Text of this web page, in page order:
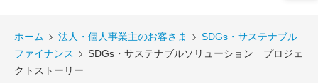
ホーム 法人・個人事業主のお客さま
SDGs・サステナブル
ファイナンス
SDGs・サステナブルソリューション プロジェ
クトストーリー